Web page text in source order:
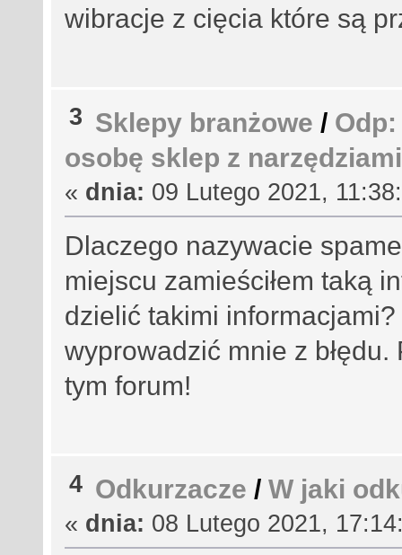
wibracje z cięcia które są
3 Sklepy branżowe /
osobę sklep z
« dnia: 09 Lutego 2021,
Dlaczego nazywacie
miejscu zamieściłem taką
dzielić takimi
wyprowadzić mnie z
tym forum!
4 Odkurzacze /W jaki
« dnia: 08 Lutego 2021,